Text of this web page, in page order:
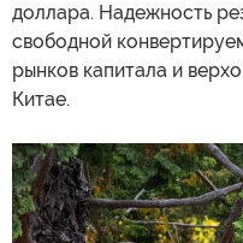
доллара. Надежность
свободной
рынков капитала и
Китае.